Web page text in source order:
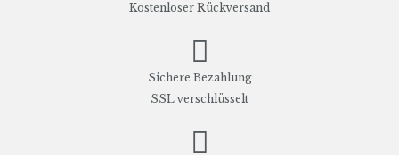
Kostenloser Rückversand
Sichere Bezahlung
SSL verschlüsselt